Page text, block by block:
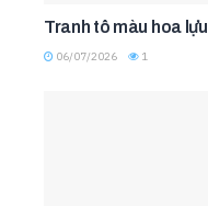
Tranh tô màu hoa lựu
06/07/2026 1